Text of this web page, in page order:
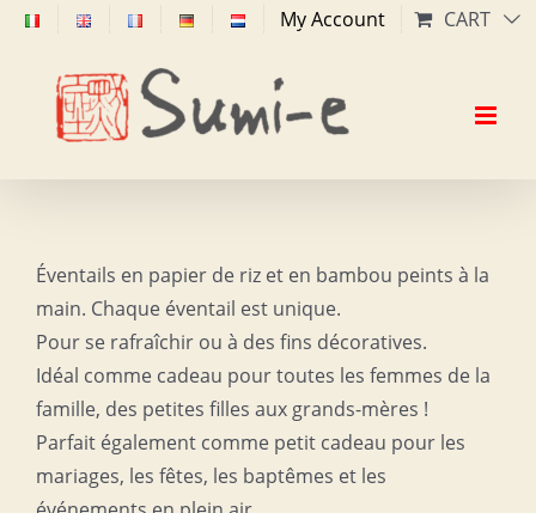
Skip
content
My Account CART
Éventails en papier de riz et en bambou peints à la
main. Chaque éventail est unique.
Pour se rafraîchir ou à des fins décoratives.
Idéal comme cadeau pour toutes les femmes de la
famille, des petites filles aux grands-mères !
Parfait également comme petit cadeau pour les
mariages, les fêtes, les baptêmes et les